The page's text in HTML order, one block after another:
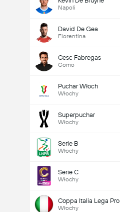
Napoli
David De Gea
Fiorentina
Cesc Fabregas
Como
Puchar Włoch
Włochy
Superpuchar
Włochy
Serie B
Włochy
Serie C
Włochy
Coppa Italia Lega Pro
Włochy